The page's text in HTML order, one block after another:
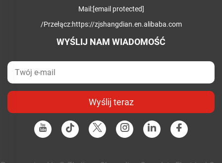
Mail:[email protected]
/Przełącz:https://zjshangdian.en.alibaba.com
WYŚLIJ NAM WIADOMOŚĆ
Wyślij teraz